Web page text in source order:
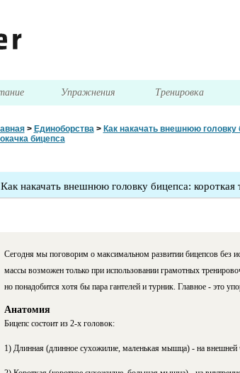
Упражнения Тренировка
> Единоборства> Как накачать внешнюю
бицепса
Как накачать внешнюю головку бицепса:
Сегодня мы поговорим о максимальном развитии бицепсов без
массы возможен только при использовании грамотных
но понадобится хотя бы пара гантелей и турник. Главное - это
Анатомия
Бицепс состоит из 2-х головок:
1) Длинная (длинное сухожилие, маленькая мышца) - на внешней